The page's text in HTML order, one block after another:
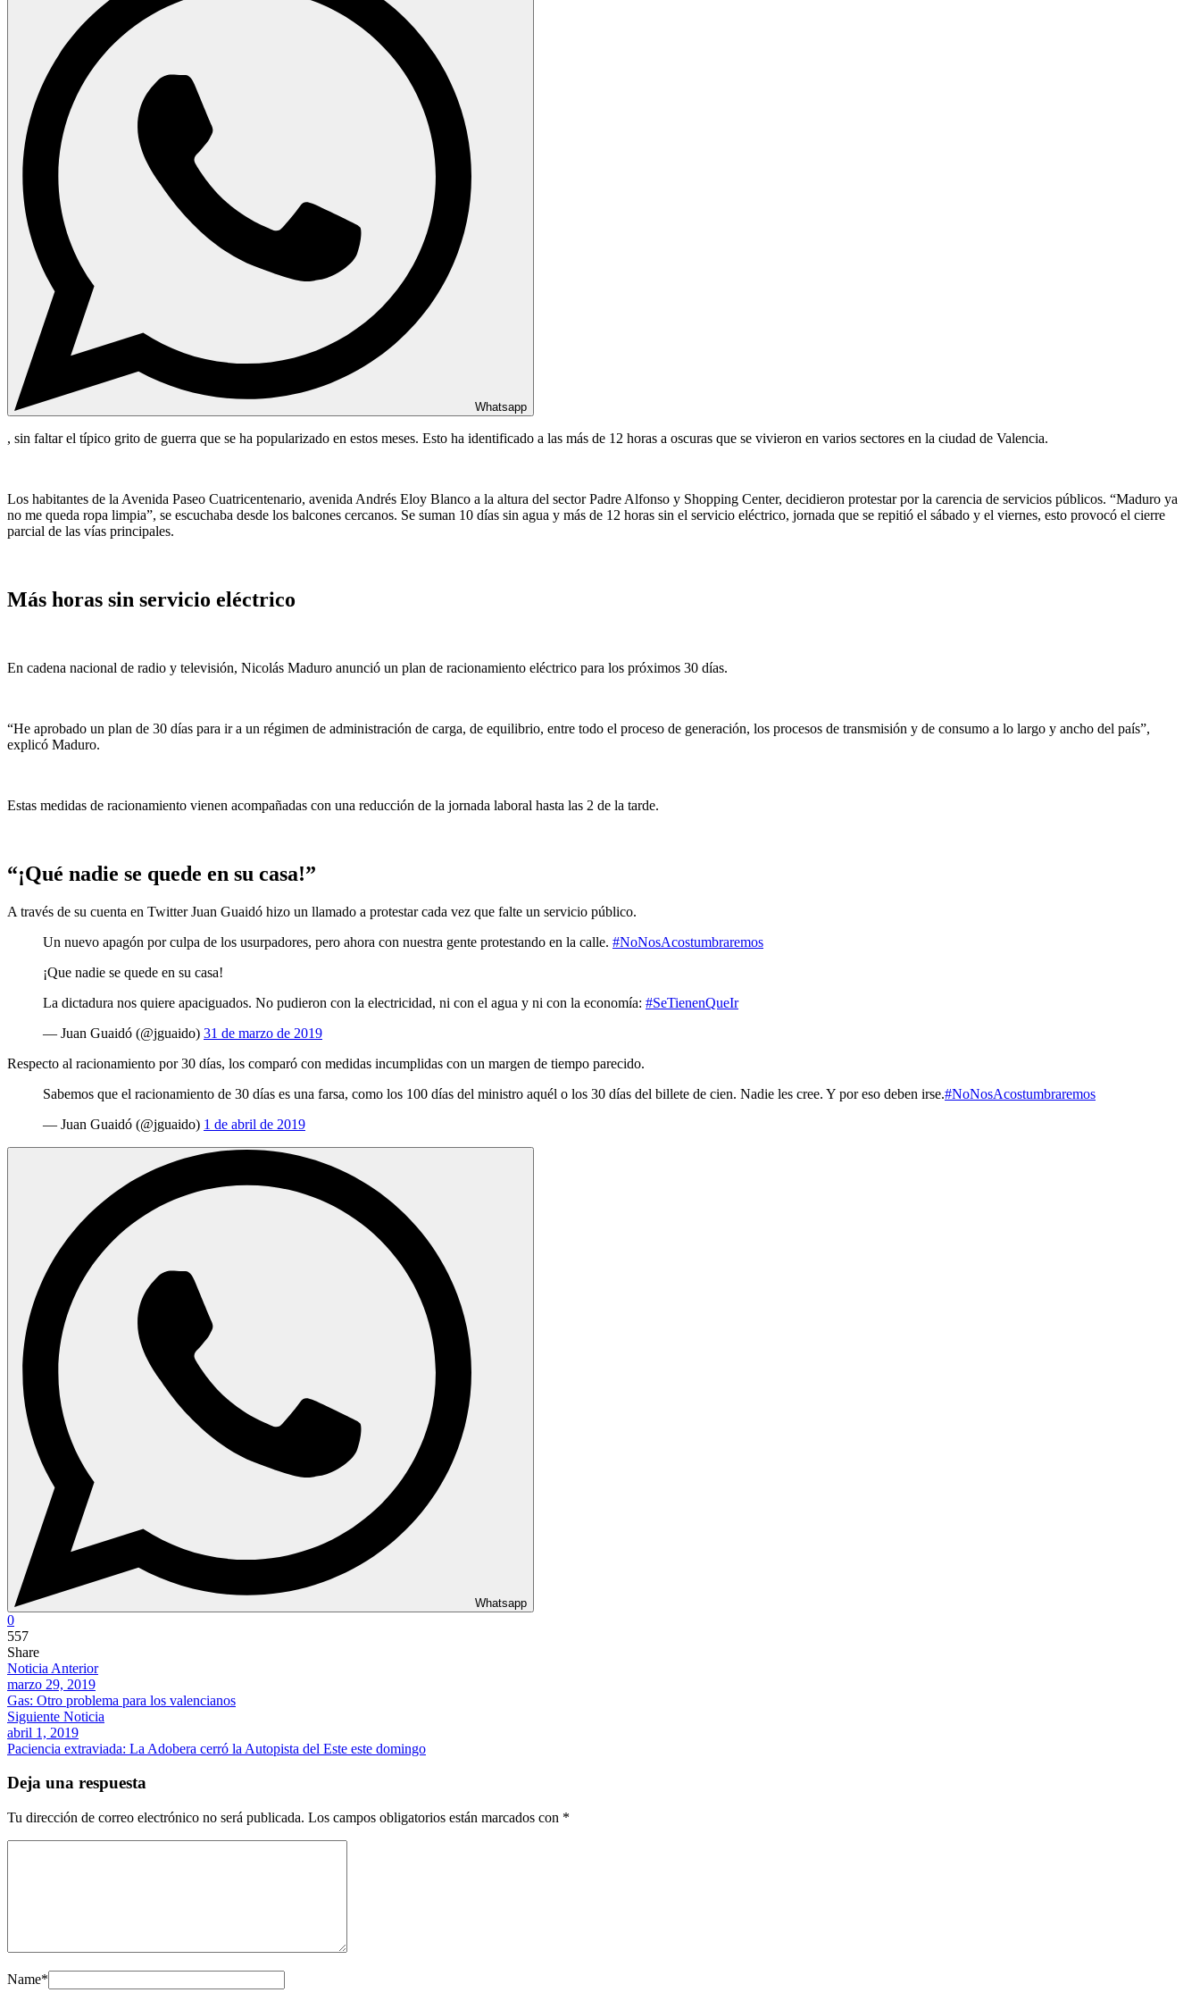
Whatsapp
, sin faltar el típico grito de guerra que se ha popularizado en estos meses. Esto ha identificado a las más de 12 horas a oscuras que se vivieron en varios sectores en la ciudad de Valencia.
Los habitantes de la Avenida Paseo Cuatricentenario, avenida Andrés Eloy Blanco a la altura del sector Padre Alfonso y Shopping Center, decidieron protestar por la carencia de servicios públicos. “Maduro ya
no me queda ropa limpia”, se escuchaba desde los balcones cercanos. Se suman 10 días sin agua y más de 12 horas sin el servicio eléctrico, jornada que se repitió el sábado y el viernes, esto provocó el cierre
parcial de las vías principales.
Más horas sin servicio eléctrico
En cadena nacional de radio y televisión, Nicolás Maduro anunció un plan de racionamiento eléctrico para los próximos 30 días.
“He aprobado un plan de 30 días para ir a un régimen de administración de carga, de equilibrio, entre todo el proceso de generación, los procesos de transmisión y de consumo a lo largo y ancho del país”,
explicó Maduro.
Estas medidas de racionamiento vienen acompañadas con una reducción de la jornada laboral hasta las 2 de la tarde.
“¡Qué nadie se quede en su casa!”
A través de su cuenta en Twitter Juan Guaidó hizo un llamado a protestar cada vez que falte un servicio público.
Un nuevo apagón por culpa de los usurpadores, pero ahora con nuestra gente protestando en la calle. #NoNosAcostumbraremos
¡Que nadie se quede en su casa!
La dictadura nos quiere apaciguados. No pudieron con la electricidad, ni con el agua y ni con la economía: #SeTienenQueIr
— Juan Guaidó (@jguaido) 31 de marzo de 2019
Respecto al racionamiento por 30 días, los comparó con medidas incumplidas con un margen de tiempo parecido.
Sabemos que el racionamiento de 30 días es una farsa, como los 100 días del ministro aquél o los 30 días del billete de cien. Nadie les cree. Y por eso deben irse.#NoNosAcostumbraremos
— Juan Guaidó (@jguaido) 1 de abril de 2019
Whatsapp
0
557
Share
Noticia Anterior
marzo 29, 2019
Gas: Otro problema para los valencianos
Siguiente Noticia
abril 1, 2019
Paciencia extraviada: La Adobera cerró la Autopista del Este este domingo
Deja una respuesta
Tu dirección de correo electrónico no será publicada. Los campos obligatorios están marcados con *
Name*